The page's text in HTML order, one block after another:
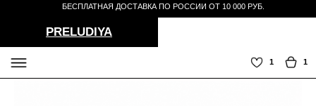
БЕСПЛАТНАЯ ДОСТАВКА ПО РОССИИ ОТ 10 000 РУБ.